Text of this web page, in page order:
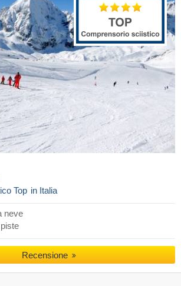
Top in Italia
neve
Recensione